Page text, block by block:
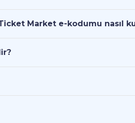
Market e-kodumu nasıl